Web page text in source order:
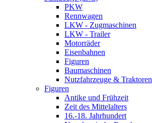
PKW
Rennwagen
LKW - Zugmaschinen
LKW - Trailer
Motorräder
Eisenbahnen
Figuren
Baumaschinen
Nutzfahrzeuge & Traktoren
Figuren
Antike und Frühzeit
Zeit des Mittelalters
16.-18. Jahrhundert